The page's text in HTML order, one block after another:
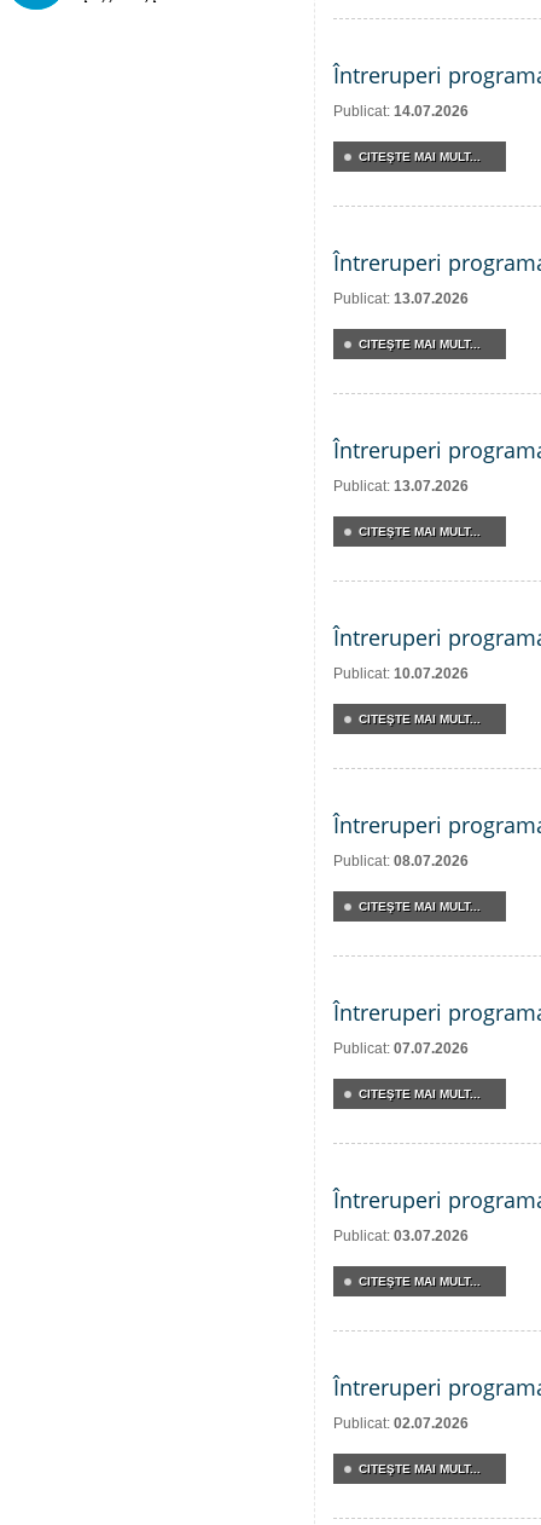
Întreruperi
Publicat: 14.07.2026
CITEŞTE MAI MULT...
Întreruperi
Publicat: 13.07.2026
CITEŞTE MAI MULT...
Întreruperi
Publicat: 13.07.2026
CITEŞTE MAI MULT...
Întreruperi
Publicat: 10.07.2026
CITEŞTE MAI MULT...
Întreruperi
Publicat: 08.07.2026
CITEŞTE MAI MULT...
Întreruperi
Publicat: 07.07.2026
CITEŞTE MAI MULT...
Întreruperi
Publicat: 03.07.2026
CITEŞTE MAI MULT...
Întreruperi
Publicat: 02.07.2026
CITEŞTE MAI MULT...